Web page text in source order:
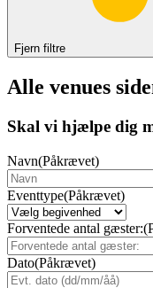
Fjern filtre
Alle venues
Skal vi hjælpe dig
Navn(Påkrævet)
Eventtype(Påkrævet)
Forventede antal gæster:
Dato(Påkrævet)